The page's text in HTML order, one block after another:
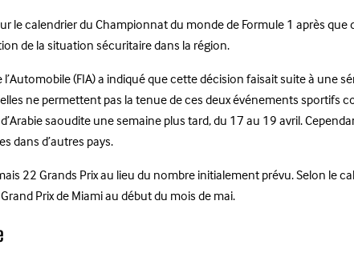
calendrier du Championnat du monde de Formule 1 après
de la situation sécuritaire dans la région.
(FIA) a indiqué que cette décision faisait suite à une
ne permettent pas la tenue de ces deux événements sportifs
saoudite une semaine plus tard, du 17 au 19 avril.
dans d’autres pays.
22 Grands Prix au lieu du nombre initialement prévu. Selon le
Prix de Miami au début du mois de mai.